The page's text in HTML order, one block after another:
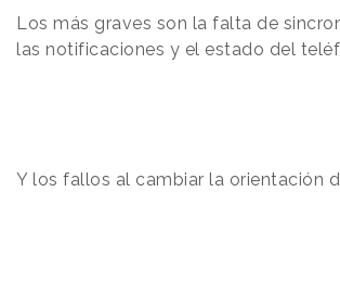
Los más graves son la falta de
las notificaciones y el estado del
Y los fallos al cambiar la orientación